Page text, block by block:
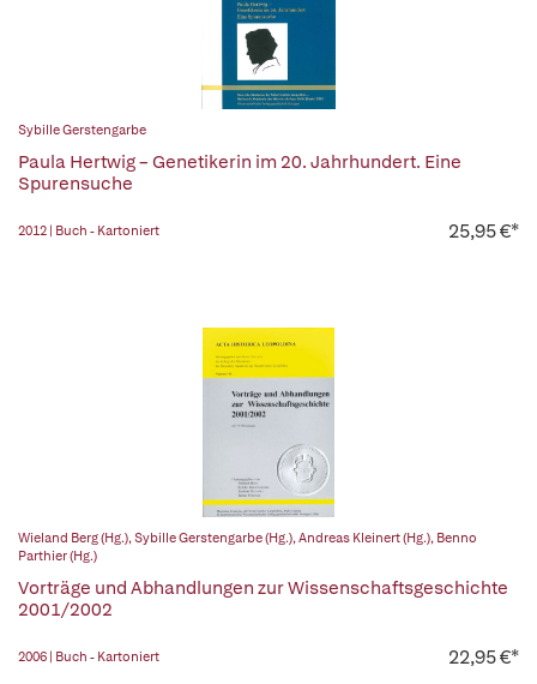
Sybille Gerstengarbe
Paula Hertwig – Genetikerin im 20. Jahrhundert. Eine
Spurensuche
2012 | Buch - Kartoniert 25,95 €*
Wieland Berg (Hg.),Sybille Gerstengarbe (Hg.),Andreas Kleinert (Hg.), Benno
Parthier (Hg.)
Vorträge und Abhandlungen zur Wissenschaftsgeschichte
2001/2002
2006 | Buch - Kartoniert 22,95 €*